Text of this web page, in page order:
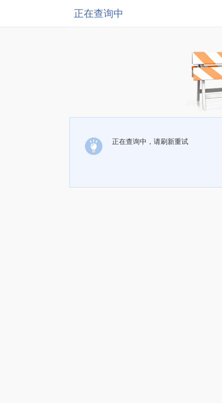
正在查询中
正在查询中，请刷新重试